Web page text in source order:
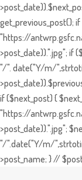
get_previous_post();
"https://
>post_date)).".jpg"; if
"/". date("Y/m/
if ($next_post) {
"https://
>post_date)).".jpg";
"/".date("Y/m/
>post_name; } //